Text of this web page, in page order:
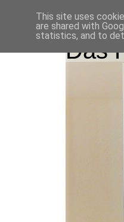
Das
This site uses
are shared with
statistics, and to